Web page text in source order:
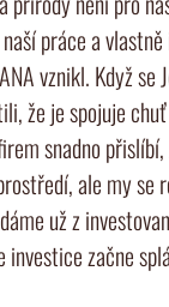
práce a
vznikl. Když se
že je spojuje
snadno
ale my se
už z
investice začne